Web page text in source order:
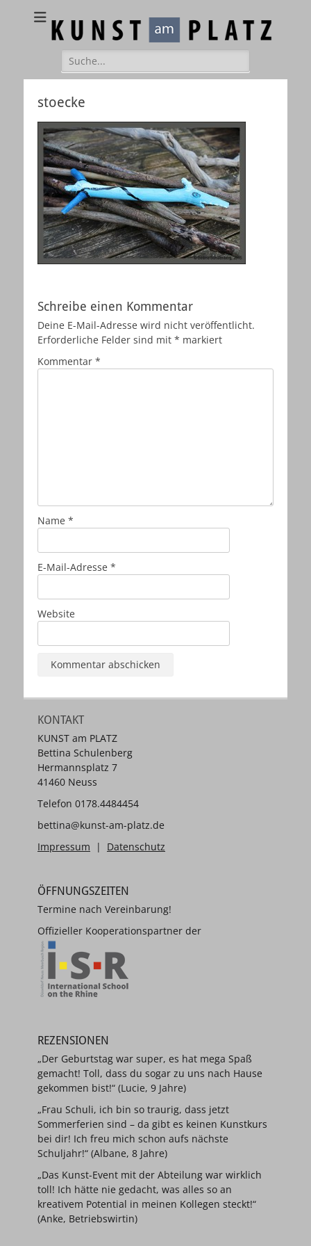
Kunst am Platz
Galerie – Atelier – Kreativ-Events
Suchen
nach:
stoecke
Schreibe einen Kommentar
Deine E-Mail-Adresse wird nicht veröffentlicht.
Erforderliche Felder sind mit * markiert
Kommentar *
Name *
E-Mail-Adresse *
Website
KONTAKT
KUNST am PLATZ
Bettina Schulenberg
Hermannsplatz 7
41460 Neuss
Telefon 0178.4484454
bettina@kunst-am-platz.de
Impressum | Datenschutz
ÖFFNUNGSZEITEN
Termine nach Vereinbarung!
Offizieller Kooperationspartner der
REZENSIONEN
„Der Geburtstag war super, es hat mega Spaß
gemacht! Toll, dass du sogar zu uns nach Hause
gekommen bist!“ (Lucie, 9 Jahre)
„Frau Schuli, ich bin so traurig, dass jetzt
Sommerferien sind – da gibt es keinen Kunstkurs
bei dir! Ich freu mich schon aufs nächste
Schuljahr!“ (Albane, 8 Jahre)
„Das Kunst-Event mit der Abteilung war wirklich
toll! Ich hätte nie gedacht, was alles so an
kreativem Potential in meinen Kollegen steckt!“
(Anke, Betriebswirtin)